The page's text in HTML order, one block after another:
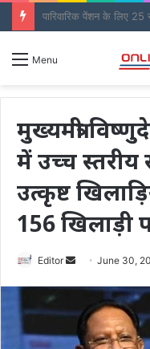
Menu
मुख्यमंत्री
में उच्च
उत्कृष्ट
156 खिलाड़ी
Editor
SendJune 30,